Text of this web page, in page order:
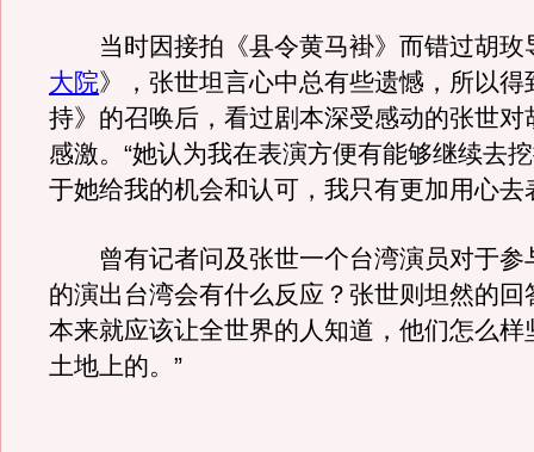
当时因接拍《县令黄马褂》而错过胡玫
大院》，张世坦言心中总有些遗憾，所以得
持》的召唤后，看过剧本深受感动的张世对
感激。“她认为我在表演方便有能够继续去
于她给我的机会和认可，我只有更加用心去
曾有记者问及张世一个台湾演员对于参
的演出台湾会有什么反应？张世则坦然的回
本来就应该让全世界的人知道，他们怎么样
土地上的。”